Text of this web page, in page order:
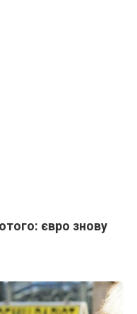
євро знову